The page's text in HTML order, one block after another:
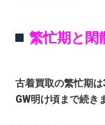
繁忙期と閑
古着買取の繁忙期
GW明け頃まで続き